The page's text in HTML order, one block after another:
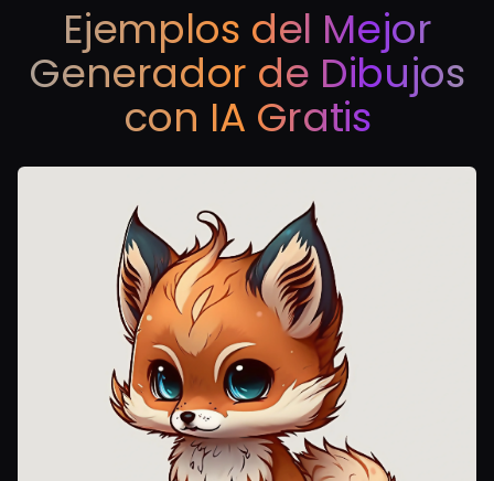
Ejemplos del Mejor
Generador de Dibujos
con IA Gratis